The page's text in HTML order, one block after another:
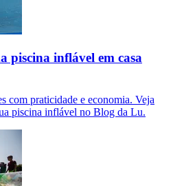
piscina inflável em casa
com praticidade e economia. Veja
piscina inflável no Blog da Lu.